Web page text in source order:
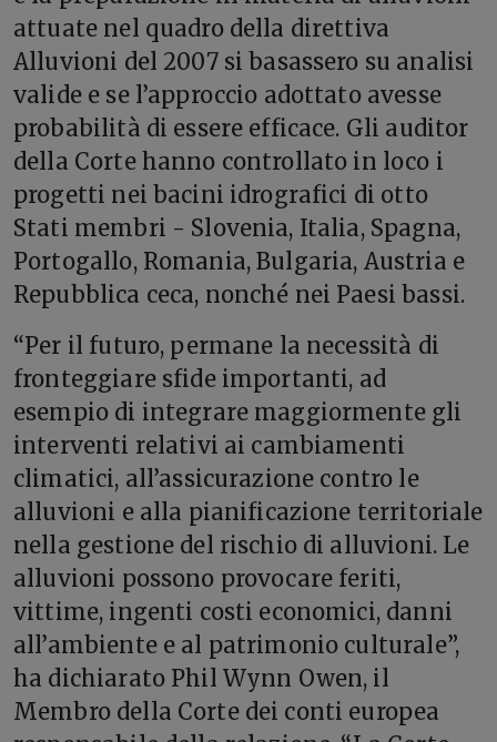
attuate nel quadro della direttiva
Alluvioni del 2007 si basassero su analisi
valide e se l’approccio adottato avesse
probabilità di essere efficace. Gli auditor
della Corte hanno controllato in loco i
progetti nei bacini idrografici di otto
Stati membri - Slovenia, Italia, Spagna,
Portogallo, Romania, Bulgaria, Austria e
Repubblica ceca, nonché nei Paesi bassi.
“Per il futuro, permane la necessità di
fronteggiare sfide importanti, ad
esempio di integrare maggiormente gli
interventi relativi ai cambiamenti
climatici, all’assicurazione contro le
alluvioni e alla pianificazione territoriale
nella gestione del rischio di alluvioni. Le
alluvioni possono provocare feriti,
vittime, ingenti costi economici, danni
all’ambiente e al patrimonio culturale”,
ha dichiarato Phil Wynn Owen, il
Membro della Corte dei conti europea